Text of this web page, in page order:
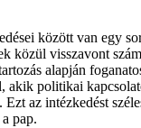
között van egy
közül visszavont
alapján
akik politikai
az intézkedést
pap.